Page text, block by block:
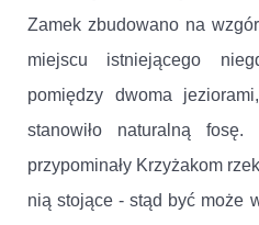
Zamek zbudowano na
miejscu istniejącego
pomiędzy dwoma
stanowiło naturalną
przypominały Krzyżakom
nią stojące - stąd być może